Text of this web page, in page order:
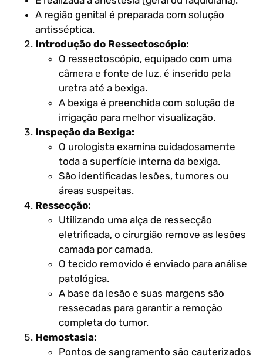
A região genital é preparada com solução
antisséptica.
Introdução do Ressectoscópio:
O ressectoscópio, equipado com uma
câmera e fonte de luz, é inserido pela
uretra até a bexiga.
A bexiga é preenchida com solução de
irrigação para melhor visualização.
Inspeção da Bexiga:
O urologista examina cuidadosamente
toda a superfície interna da bexiga.
São identificadas lesões, tumores ou
áreas suspeitas.
Ressecção:
Utilizando uma alça de ressecção
eletrificada, o cirurgião remove as lesões
camada por camada.
O tecido removido é enviado para análise
patológica.
A base da lesão e suas margens são
ressecadas para garantir a remoção
completa do tumor.
Hemostasia:
Pontos de sangramento são cauterizados